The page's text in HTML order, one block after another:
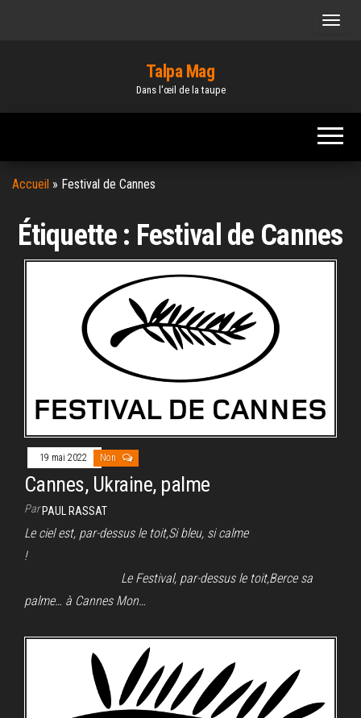
Talpa Mag
Dans l'œil de la taupe
Accueil » Festival de Cannes
Étiquette : Festival de Cannes
19 mai 2022 Non
Cannes, Ukraine, palme
ParPAUL RASSAT
Le ciel est, par-dessus le toit,Si bleu, si calme
!
Le Festival, par-dessus le toit,Berce sa
palme… à Cannes Mon…